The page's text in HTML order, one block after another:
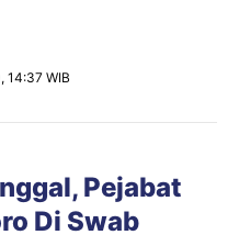
14:37 WIB
Pejabat
Di Swab